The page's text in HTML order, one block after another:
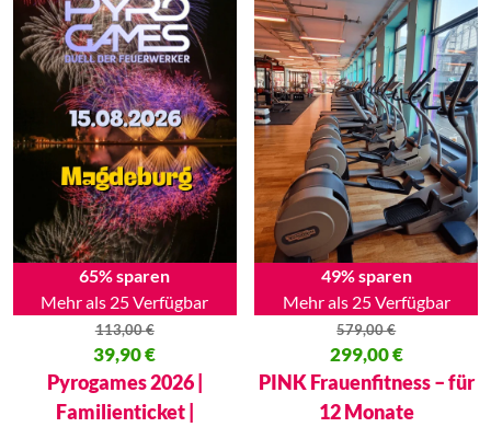
65% sparen
Mehr als 25 Verfügbar
113,00€
Ursprünglicher Preis war: 113,00 €
39,90€
Aktueller Preis ist: 39,90 €.
Pyrogames 2026 |
Familienticket |
49% sparen
Mehr als 25 Verfügbar
579,00€
Ursprünglicher Preis war:
299,00€
Aktueller Preis ist: 299,00 €.
PINK Frauenfitness – für
12 Monate